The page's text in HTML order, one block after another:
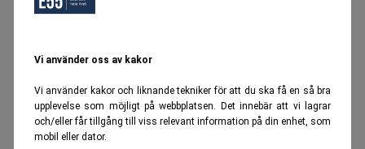
Vi använder oss av kakor
Vi använder kakor och liknande tekniker för att du ska få en så bra
upplevelse som möjligt på webbplatsen. Det innebär att vi lagrar
och/eller får tillgång till viss relevant information på din enhet, som
mobil eller dator.